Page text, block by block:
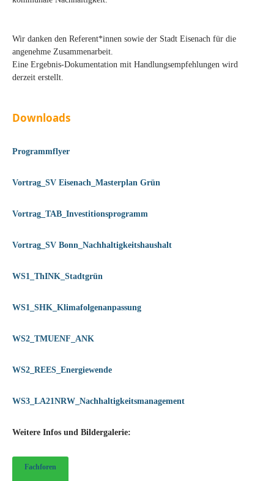
Wir danken den Referent*innen sowie der Stadt Eisenach für die
angenehme Zusammenarbeit.
Eine Ergebnis-Dokumentation mit Handlungsempfehlungen wird
derzeit erstellt.
Downloads
Programmflyer
Vortrag_SV Eisenach_Masterplan Grün
Vortrag_TAB_Investitionsprogramm
Vortrag_SV Bonn_Nachhaltigkeitshaushalt
WS1_ThINK_Stadtgrün
WS1_SHK_Klimafolgenanpassung
WS2_TMUENF_ANK
WS2_REES_Energiewende
WS3_LA21NRW_Nachhaltigkeitsmanagement
Weitere Infos und Bildergalerie:
Fachforen